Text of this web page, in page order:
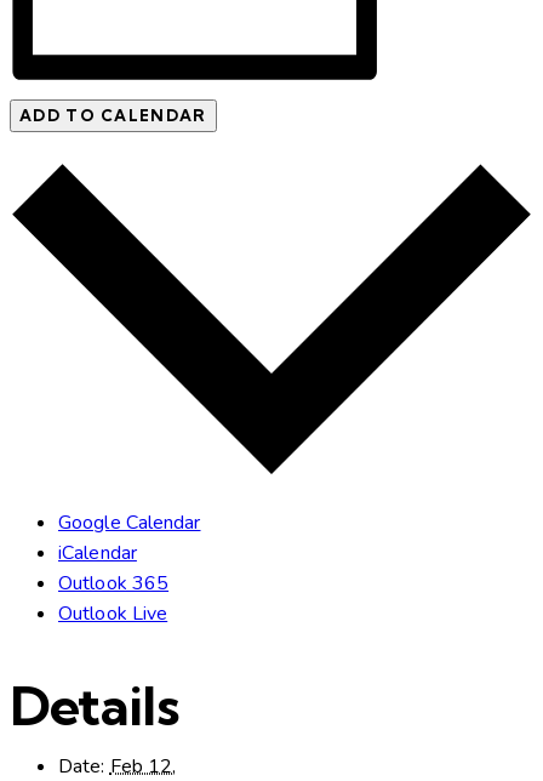
ADD TO CALENDAR
Google Calendar
iCalendar
Outlook 365
Outlook Live
Details
Date: Feb 12,